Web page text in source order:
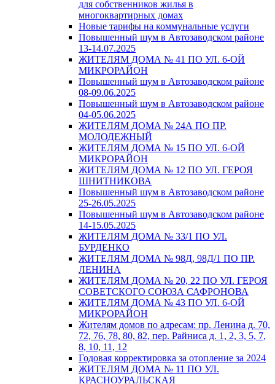
для собственников жилья в
многоквартирных домах
Новые тарифы на коммунальные услуги
Повышенный шум в Автозаводском районе
13-14.07.2025
ЖИТЕЛЯМ ДОМА № 41 ПО УЛ. 6-ОЙ
МИКРОРАЙОН
Повышенный шум в Автозаводском районе
08-09.06.2025
Повышенный шум в Автозаводском районе
04-05.06.2025
ЖИТЕЛЯМ ДОМА № 24А ПО ПР.
МОЛОДЕЖНЫЙ
ЖИТЕЛЯМ ДОМА № 15 ПО УЛ. 6-ОЙ
МИКРОРАЙОН
ЖИТЕЛЯМ ДОМА № 12 ПО УЛ. ГЕРОЯ
ШНИТНИКОВА
Повышенный шум в Автозаводском районе
25-26.05.2025
Повышенный шум в Автозаводском районе
14-15.05.2025
ЖИТЕЛЯМ ДОМА № 33/1 ПО УЛ.
БУРДЕНКО
ЖИТЕЛЯМ ДОМА № 98Д, 98Д/1 ПО ПР.
ЛЕНИНА
ЖИТЕЛЯМ ДОМА № 20, 22 ПО УЛ. ГЕРОЯ
СОВЕТСКОГО СОЮЗА САФРОНОВА
ЖИТЕЛЯМ ДОМА № 43 ПО УЛ. 6-ОЙ
МИКРОРАЙОН
Жителям домов по адресам: пр. Ленина д. 70,
72, 76, 78, 80, 82, пер. Райниса д. 1, 2, 3, 5, 7,
8, 10, 11, 12
Годовая корректировка за отопление за 2024
ЖИТЕЛЯМ ДОМА № 11 ПО УЛ.
КРАСНОУРАЛЬСКАЯ